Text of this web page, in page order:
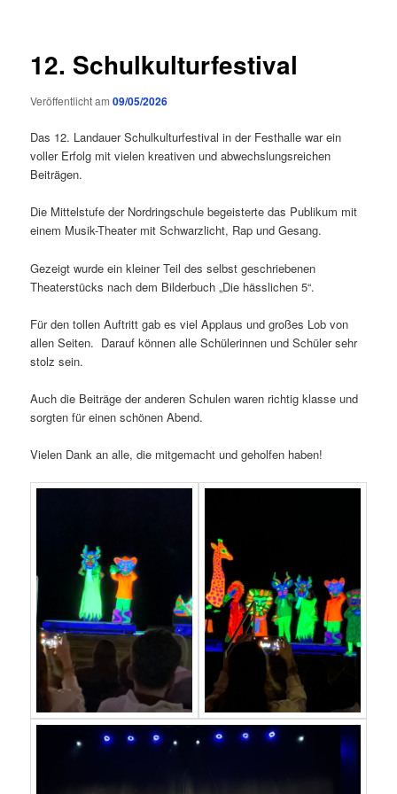
12. Schulkulturfestival
Veröffentlicht am09/05/2026
Das 12. Landauer Schulkulturfestival in der Festhalle war ein
voller Erfolg mit vielen kreativen und abwechslungsreichen
Beiträgen.
Die Mittelstufe der Nordringschule begeisterte das Publikum mit
einem Musik-Theater mit Schwarzlicht, Rap und Gesang.
Gezeigt wurde ein kleiner Teil des selbst geschriebenen
Theaterstücks nach dem Bilderbuch „Die hässlichen 5“.
Für den tollen Auftritt gab es viel Applaus und großes Lob von
allen Seiten. Darauf können alle Schülerinnen und Schüler sehr
stolz sein.
Auch die Beiträge der anderen Schulen waren richtig klasse und
sorgten für einen schönen Abend.
Vielen Dank an alle, die mitgemacht und geholfen haben!